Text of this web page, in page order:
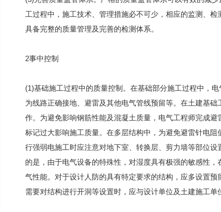
工过程中，施工技术、管理措施必不可少，相应的监测、
具备完整的质量管理及完善的检测体系。
2事中控制
(1)基础施工过程中的质量控制。在基础部分施工过程中，
为线路正确接地、避雷及其他电气管线预留等。在土建基
作。为避免影响钢筋性能及混凝土质量，电气工程师完成
标记过大影响施工质量。在多层结构中，为避免避雷针电
行强弱电施工时应注意对地下室、转换层、剪力墙等部位
的是，由于电气设备的特殊性，对湿度具有极强的敏感性
气性能。对于设计人防的具有特定要求的结构，应多设置
需要对结构进行开洞等设置时，应与设计单位及土建施工